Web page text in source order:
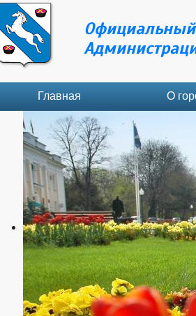
Официальный
Главная О